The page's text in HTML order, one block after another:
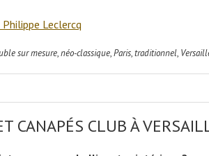
Leclercq
sur mesure,néo-classique,Paris,traditionnel,
CANAPÉS CLUB À